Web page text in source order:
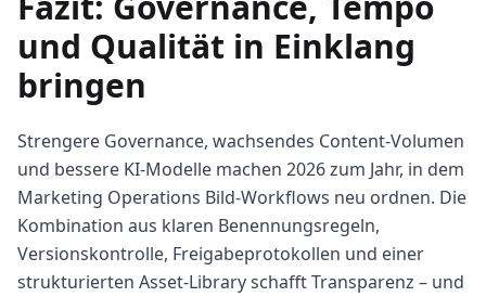
und Qualität in Einklang
bringen
Strengere Governance, wachsendes Content-Volumen
und bessere KI-Modelle machen 2026 zum Jahr, in dem
Marketing Operations Bild-Workflows neu ordnen. Die
Kombination aus klaren Benennungsregeln,
Versionskontrolle, Freigabeprotokollen und einer
strukturierten Asset-Library schafft Transparenz – und